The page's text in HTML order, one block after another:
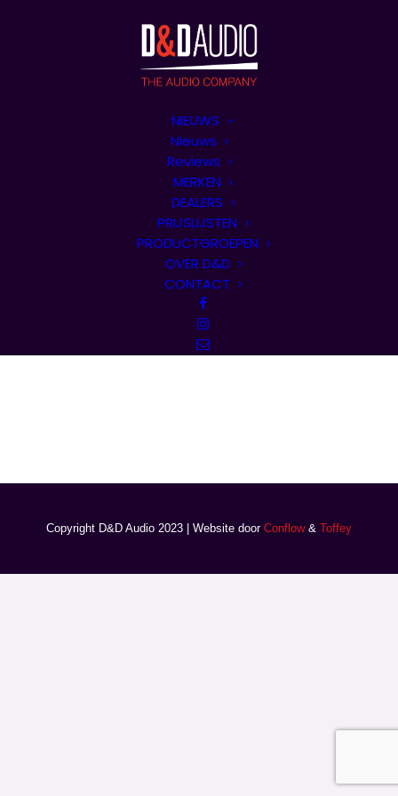
NIEUWS
Nieuws
Reviews
MERKEN
DEALERS
PRIJSLIJSTEN
PRODUCTGROEPEN
OVER D&D
CONTACT
Copyright D&D Audio 2023 | Website door Conflow& Toffey